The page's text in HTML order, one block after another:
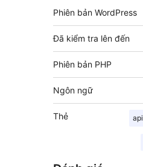
Phiên bản WordPress
Đã kiểm tra lên đến
Phiên bản PHP
Ngôn ngữ
Thẻ api